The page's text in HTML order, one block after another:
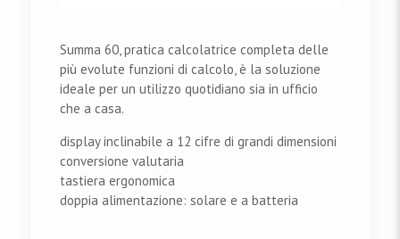
Summa 60, pratica calcolatrice completa delle
più evolute funzioni di calcolo, è la soluzione
ideale per un utilizzo quotidiano sia in ufficio
che a casa.
display inclinabile a 12 cifre di grandi dimensioni
conversione valutaria
tastiera ergonomica
doppia alimentazione: solare e a batteria